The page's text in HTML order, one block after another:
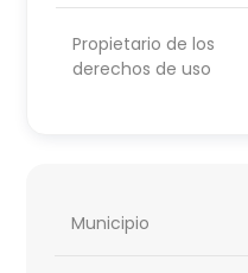
Propietario de los
derechos de uso
Municipio